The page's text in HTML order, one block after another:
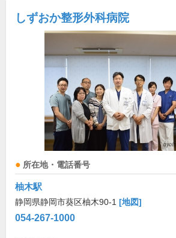
しずおか整形外科病院
所在地・電話番号
柚木駅
静岡県静岡市葵区柚木90-1 [地図]
054-267-1000